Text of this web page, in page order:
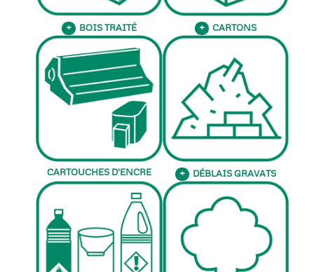
+ BOIS TRAITÉ + CARTONS
CARTOUCHES D'ENCRE + DÉBLAIS GRAVATS